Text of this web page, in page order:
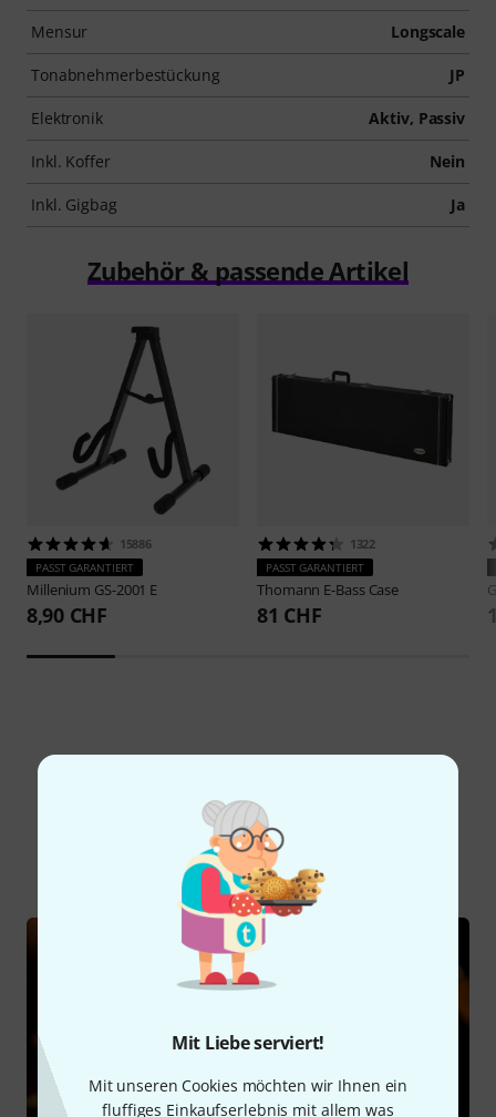
Mit Liebe serviert!
Mit unseren Cookies möchten wir Ihnen ein
fluffiges Einkaufserlebnis mit allem was
Mensur Longscale
Tonabnehmerbestückung JP
Elektronik Aktiv, Passiv
Inkl. Koffer Nein
Inkl. Gigbag Ja
Zubehör & passende Artikel
15886
PASST GARANTIERT
Millenium GS-2001 E
8,90 CHF
1322
PASST GARANTIERT
Thomann E-Bass Case
81 CHF
Schon gewusst?
Alle Ratgeber